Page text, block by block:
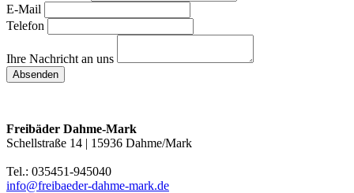
E-Mail
Telefon
Ihre Nachricht an uns
Absenden
Freibäder Dahme-Mark
Schellstraße 14 | 15936 Dahme/Mark
Tel.: 035451-945040
info@freibaeder-dahme-mark.de